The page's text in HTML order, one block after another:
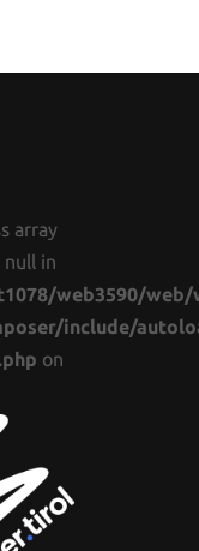
array
in
web3590/web/
include/
on